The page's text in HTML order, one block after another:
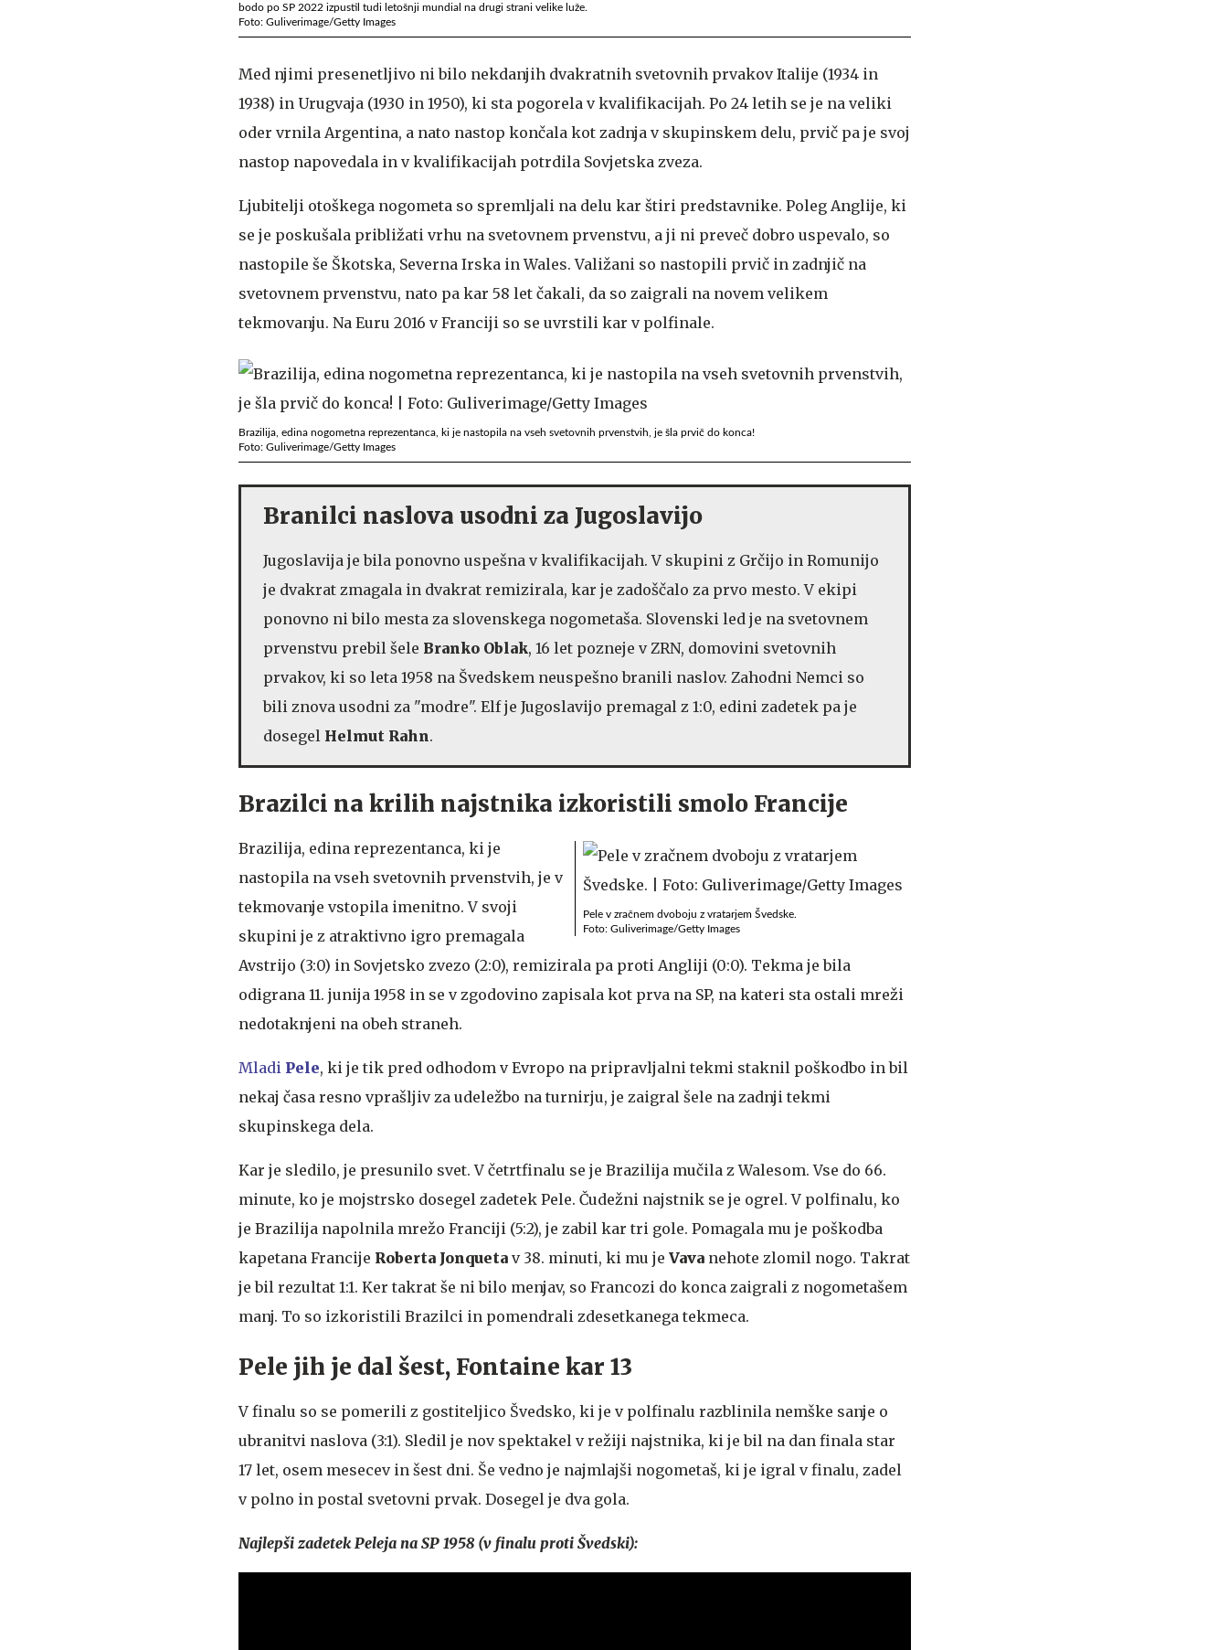
bodo po SP 2022 izpustil tudi letošnji mundial na drugi strani velike luže.
Foto: Guliverimage/Getty Images
Med njimi presenetljivo ni bilo nekdanjih dvakratnih svetovnih prvakov Italije (1934 in
1938) in Urugvaja (1930 in 1950), ki sta pogorela v kvalifikacijah. Po 24 letih se je na veliki
oder vrnila Argentina, a nato nastop končala kot zadnja v skupinskem delu, prvič pa je svoj
nastop napovedala in v kvalifikacijah potrdila Sovjetska zveza.
Ljubitelji otoškega nogometa so spremljali na delu kar štiri predstavnike. Poleg Anglije, ki
se je poskušala približati vrhu na svetovnem prvenstvu, a ji ni preveč dobro uspevalo, so
nastopile še Škotska, Severna Irska in Wales. Valižani so nastopili prvič in zadnjič na
svetovnem prvenstvu, nato pa kar 58 let čakali, da so zaigrali na novem velikem
tekmovanju. Na Euru 2016 v Franciji so se uvrstili kar v polfinale.
Brazilija, edina nogometna reprezentanca, ki je nastopila na vseh svetovnih prvenstvih, je šla prvič do konca!
Foto: Guliverimage/Getty Images
Branilci naslova usodni za Jugoslavijo
Jugoslavija je bila ponovno uspešna v kvalifikacijah. V skupini z Grčijo in Romunijo
je dvakrat zmagala in dvakrat remizirala, kar je zadoščalo za prvo mesto. V ekipi
ponovno ni bilo mesta za slovenskega nogometaša. Slovenski led je na svetovnem
prvenstvu prebil šele Branko Oblak, 16 let pozneje v ZRN, domovini svetovnih
prvakov, ki so leta 1958 na Švedskem neuspešno branili naslov. Zahodni Nemci so
bili znova usodni za "modre". Elf je Jugoslavijo premagal z 1:0, edini zadetek pa je
dosegel Helmut Rahn.
Brazilci na krilih najstnika izkoristili smolo Francije
Pele v zračnem dvoboju z vratarjem Švedske.
Foto: Guliverimage/Getty Images
Brazilija, edina reprezentanca, ki je
nastopila na vseh svetovnih prvenstvih, je v
tekmovanje vstopila imenitno. V svoji
skupini je z atraktivno igro premagala
Avstrijo (3:0) in Sovjetsko zvezo (2:0), remizirala pa proti Angliji (0:0). Tekma je bila
odigrana 11. junija 1958 in se v zgodovino zapisala kot prva na SP, na kateri sta ostali mreži
nedotaknjeni na obeh straneh.
Mladi Pele, ki je tik pred odhodom v Evropo na pripravljalni tekmi staknil poškodbo in bil
nekaj časa resno vprašljiv za udeležbo na turnirju, je zaigral šele na zadnji tekmi
skupinskega dela.
Kar je sledilo, je presunilo svet. V četrtfinalu se je Brazilija mučila z Walesom. Vse do 66.
minute, ko je mojstrsko dosegel zadetek Pele. Čudežni najstnik se je ogrel. V polfinalu, ko
je Brazilija napolnila mrežo Franciji (5:2), je zabil kar tri gole. Pomagala mu je poškodba
kapetana Francije Roberta Jonqueta v 38. minuti, ki mu je Vava nehote zlomil nogo. Takrat
je bil rezultat 1:1. Ker takrat še ni bilo menjav, so Francozi do konca zaigrali z nogometašem
manj. To so izkoristili Brazilci in pomendrali zdesetkanega tekmeca.
Pele jih je dal šest, Fontaine kar 13
V finalu so se pomerili z gostiteljico Švedsko, ki je v polfinalu razblinila nemške sanje o
ubranitvi naslova (3:1). Sledil je nov spektakel v režiji najstnika, ki je bil na dan finala star
17 let, osem mesecev in šest dni. Še vedno je najmlajši nogometaš, ki je igral v finalu, zadel
v polno in postal svetovni prvak. Dosegel je dva gola.
Najlepši zadetek Peleja na SP 1958 (v finalu proti Švedski):